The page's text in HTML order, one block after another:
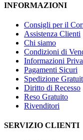
INFORMAZIONI
Consigli per il
Assistenza Clienti
Chi siamo
Condizioni di
Informazioni
Pagamenti Sicuri
Spedizione
Diritto di Recesso
Reso Gratuito
Rivenditori
SERVIZIO CLIENTI